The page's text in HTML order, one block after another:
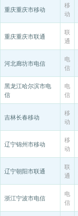
重庆重庆市移动
移
动
重庆重庆市联通
联
通
河北廊坊市电信
电
信
黑龙江哈尔滨市电
信
电
信
吉林长春移动
移
动
辽宁锦州市移动
移
动
辽宁朝阳市联通
联
通
浙江宁波市电信
电
信